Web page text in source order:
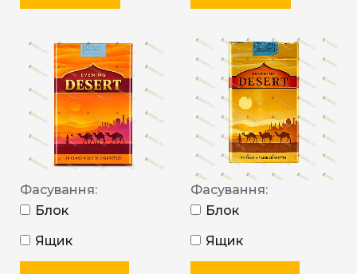
Фасування:
Блок
Ящик
Фасування:
Блок
Ящик